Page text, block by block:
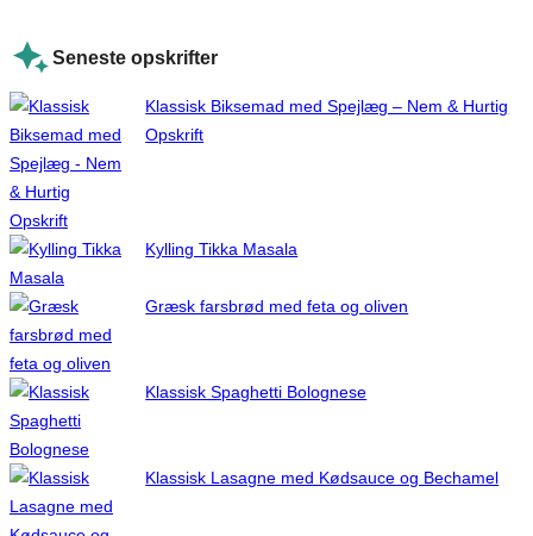
Seneste opskrifter
Klassisk Biksemad med Spejlæg – Nem & Hurtig
Opskrift
Kylling Tikka Masala
Græsk farsbrød med feta og oliven
Klassisk Spaghetti Bolognese
Klassisk Lasagne med Kødsauce og Bechamel